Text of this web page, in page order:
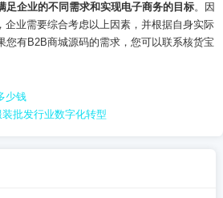
足企业的不同需求和实现电子商务的目标。因
企业需要综合考虑以上因素，并根据自身实际
您有B2B商城源码的需求，您可以联系核货宝
少钱
批发行业数字化转型